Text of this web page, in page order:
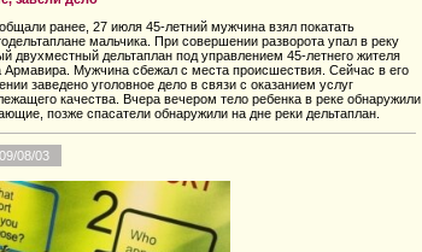
ранее, 27 июля 45-летний мужчина взял покатать
мальчика. При совершении разворота упал в реку
двухместный дельтаплан под управлением 45-летнего жителя
Армавира. Мужчина сбежал с места происшествия. Сейчас в его
заведено уголовное дело в связи с оказанием услуг
качества. Вчера вечером тело ребенка в реке обнаружили
позже спасатели обнаружили на дне реки дельтаплан.
08/03